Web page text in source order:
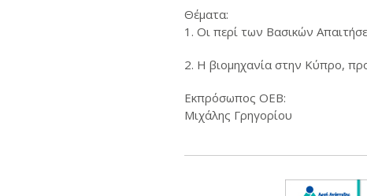
Θέματα:
1. Οι περί των Βασικών
2. Η βιομηχανία στην Κύπρο,
Εκπρόσωπος ΟΕΒ:
Μιχάλης Γρηγορίου